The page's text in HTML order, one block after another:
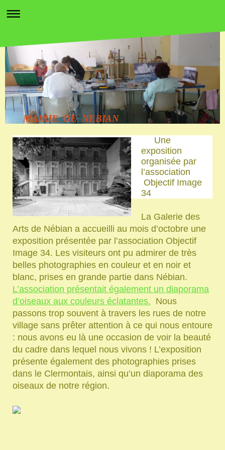
MAIRIE DE NEBIAN
Une
exposition
organisée par
l’association
Objectif Image
34
La Galerie des
Arts de Nébian a accueilli au mois d’octobre une
exposition présentée par l’association Objectif
Image 34. Les visiteurs ont pu admirer de très
belles photographies en couleur et en noir et
blanc, prises en grande partie dans Nébian.
L’association présentait également un diaporama
d’oiseaux aux couleurs éclatantes. Nous
passons trop souvent à travers les rues de notre
village sans prêter attention à ce qui nous entoure
: nous avons eu là une occasion de voir la beauté
du cadre dans lequel nous vivons ! L’exposition
présente également des photographies prises
dans le Clermontais, ainsi qu’un diaporama des
oiseaux de notre région.